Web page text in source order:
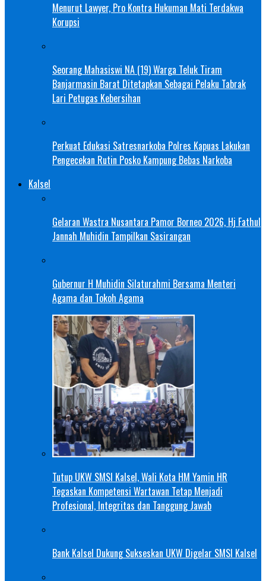
Menurut Lawyer, Pro Kontra Hukuman Mati Terdakwa
Korupsi
Seorang Mahasiswi NA (19) Warga Teluk Tiram
Banjarmasin Barat Ditetapkan Sebagai Pelaku Tabrak
Lari Petugas Kebersihan
Perkuat Edukasi Satresnarkoba Polres Kapuas Lakukan
Pengecekan Rutin Posko Kampung Bebas Narkoba
Kalsel
Gelaran Wastra Nusantara Pamor Borneo 2026, Hj Fathul
Jannah Muhidin Tampilkan Sasirangan
Gubernur H Muhidin Silaturahmi Bersama Menteri
Agama dan Tokoh Agama
Tutup UKW SMSI Kalsel, Wali Kota HM Yamin HR
Tegaskan Kompetensi Wartawan Tetap Menjadi
Profesional, Integritas dan Tanggung Jawab
Bank Kalsel Dukung Sukseskan UKW Digelar SMSI Kalsel